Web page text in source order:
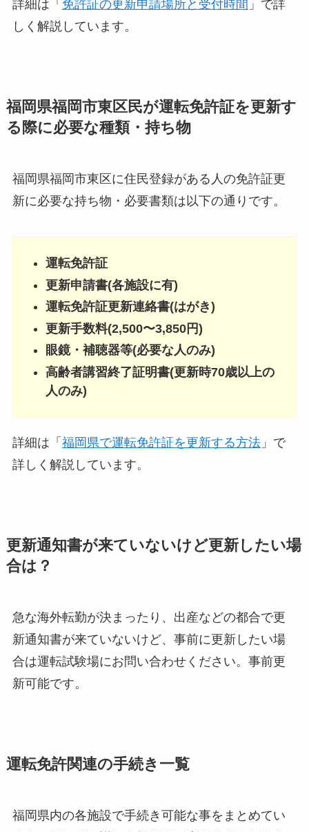
詳細は「 免許証の更新申請場所と受付時間 」で詳
しく解説しています。
福岡県福岡市東区民が運転免許証を更新す
る際に必要な種類・持ち物
福岡県福岡市東区に住民登録がある人の免許証更
新に必要な持ち物・必要書類は以下の通りです。
運転免許証
更新申請書(各施設に有)
運転免許証更新連絡書(はがき)
更新手数料(2,500〜3,850円)
眼鏡・補聴器等(必要な人のみ)
高齢者講習終了証明書(更新時70歳以上の
人のみ)
詳細は「 福岡県で運転免許証を更新する方法」で
詳しく解説しています。
更新通知書が来ていないけど更新したい場
合は？
急な海外転勤が決まったり、出産などの都合で更
新通知書が来ていないけど、事前に更新したい場
合は運転試験場にお問い合わせください。事前更
新可能です。
運転免許関連の手続き一覧
福岡県内の各施設で手続き可能な事をまとめてい